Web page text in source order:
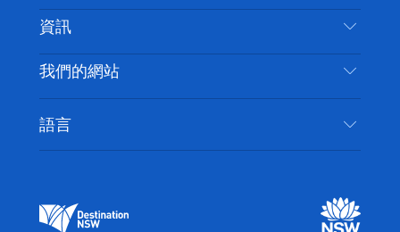
免責聲明
隱私
Cookie 通知
目的地
要做的事情
新南威爾斯州公路旅行
活動
住宿
資訊
旅行資訊
無障礙悉尼
列出您的業務
我們的網站
語言